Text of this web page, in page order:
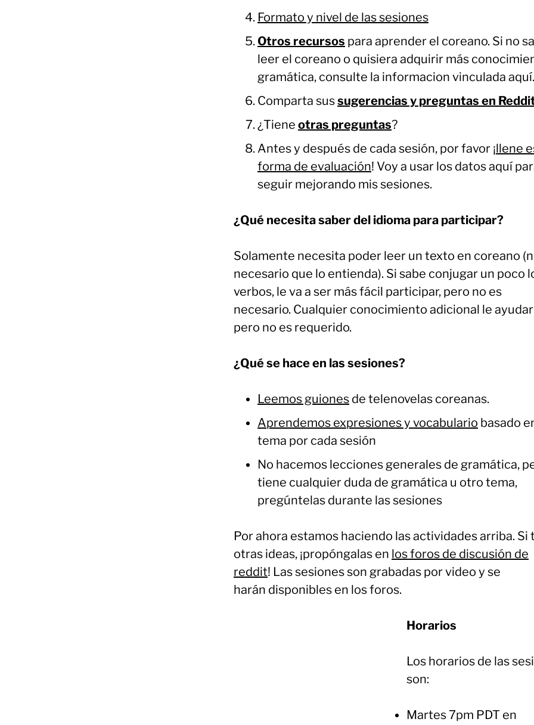
Formato y nivel de las sesiones
Otros recursos para aprender el coreano. Si no
leer el coreano o quisiera adquirir más
gramática, consulte la informacion vinculada aquí.
Comparta sussugerencias y preguntas en
¿Tiene otras preguntas?
Antes y después de cada sesión, por favor ¡llene
forma de evaluación! Voy a usar los datos aquí
seguir mejorando mis sesiones.
¿Qué necesita saber del idioma para participar?
Solamente necesita poder leer un texto en coreano
necesario que lo entienda). Si sabe conjugar un poco
verbos, le va a ser más fácil participar, pero no es
necesario. Cualquier conocimiento adicional le
pero no es requerido.
¿Qué se hace en las sesiones?
Leemos guiones de telenovelas coreanas.
Aprendemos expresiones y vocabulario basado
tema por cada sesión
No hacemos lecciones generales de gramática,
tiene cualquier duda de gramática u otro tema,
pregúntelas durante las sesiones
Por ahora estamos haciendo las actividades arriba. Si
otras ideas, ¡propóngalas en los foros de discusión de
reddit! Las sesiones son grabadas por video y se
harán disponibles en los foros.
Horarios
Los horarios de las
son:
Martes 7pm PDT en